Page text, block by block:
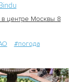
26
Bindu
центре Москвы 8
#погода